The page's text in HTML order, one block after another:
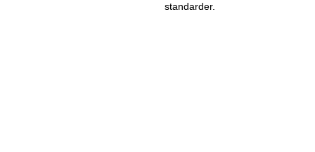
standarder.